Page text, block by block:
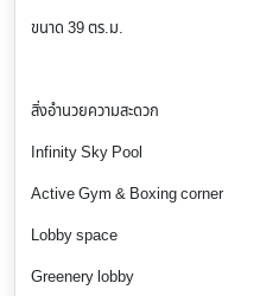
ขนาด 39 ตร.ม.
สิ่งอำนวยความสะดวก
Infinity Sky Pool
Active Gym & Boxing corner
Lobby space
Greenery lobby